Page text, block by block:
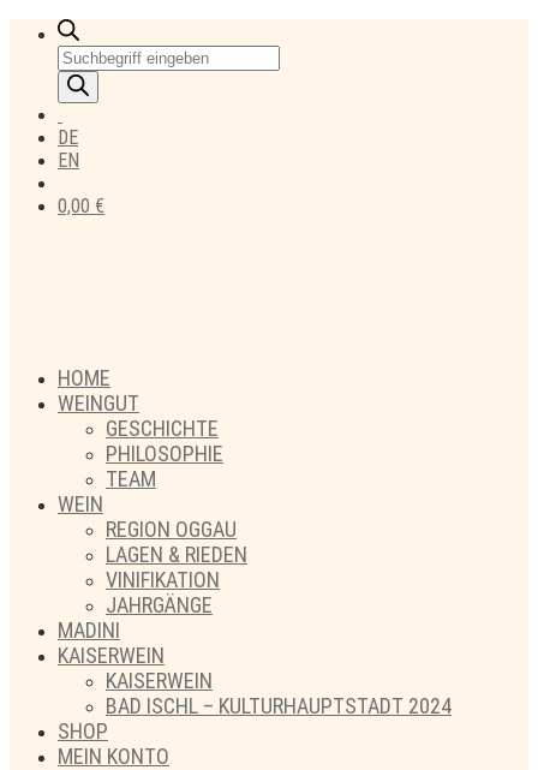
Products
search
DE
EN
0,00 €
HOME
WEINGUT
GESCHICHTE
PHILOSOPHIE
TEAM
WEIN
REGION OGGAU
LAGEN & RIEDEN
VINIFIKATION
JAHRGÄNGE
MADINI
KAISERWEIN
KAISERWEIN
BAD ISCHL – KULTURHAUPTSTADT 2024
SHOP
MEIN KONTO